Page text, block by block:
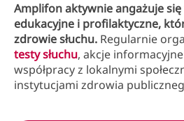
Amplifon aktywnie angażuje
edukacyjne i profilaktyczne,
zdrowie słuchu. Regularnie
testy słuchu, akcje
współpracy z lokalnymi
instytucjami zdrowia